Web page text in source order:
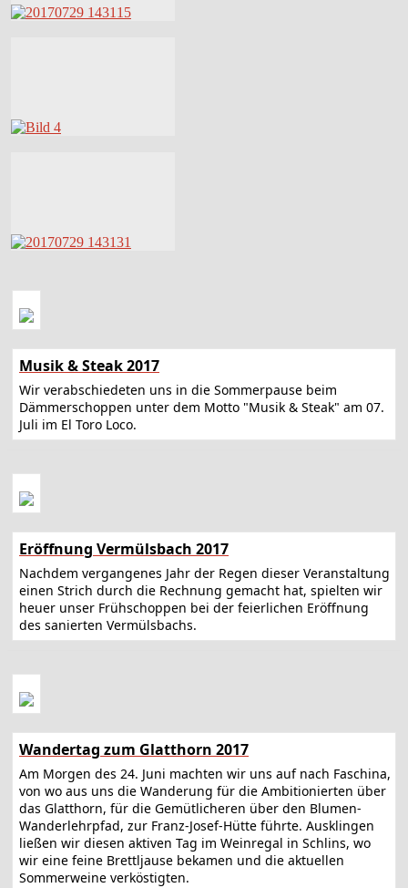
Musik & Steak 2017
Wir verabschiedeten uns in die Sommerpause beim
Dämmerschoppen unter dem Motto "Musik & Steak" am 07.
Juli im El Toro Loco.
Eröffnung Vermülsbach 2017
Nachdem vergangenes Jahr der Regen dieser Veranstaltung
einen Strich durch die Rechnung gemacht hat, spielten wir
heuer unser Frühschoppen bei der feierlichen Eröffnung
des sanierten Vermülsbachs.
Wandertag zum Glatthorn 2017
Am Morgen des 24. Juni machten wir uns auf nach Faschina,
von wo aus uns die Wanderung für die Ambitionierten über
das Glatthorn, für die Gemütlicheren über den Blumen-
Wanderlehrpfad, zur Franz-Josef-Hütte führte. Ausklingen
ließen wir diesen aktiven Tag im Weinregal in Schlins, wo
wir eine feine Brettljause bekamen und die aktuellen
Sommerweine verköstigten.